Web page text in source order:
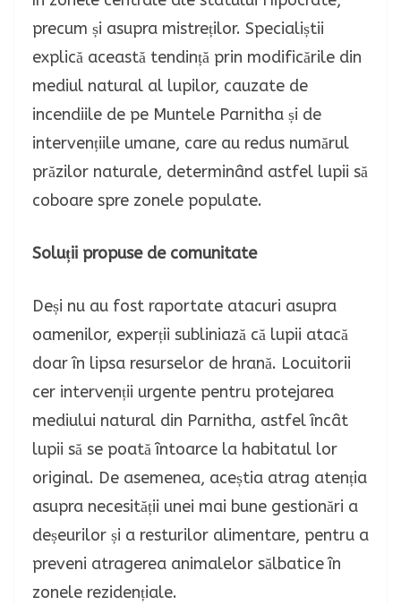
precum și asupra mistreților. Specialiștii
explică această tendință prin modificările din
mediul natural al lupilor, cauzate de
incendiile de pe Muntele Parnitha și de
intervențiile umane, care au redus numărul
prăzilor naturale, determinând astfel lupii să
coboare spre zonele populate.
Soluții propuse de comunitate
Deși nu au fost raportate atacuri asupra
oamenilor, experții subliniază că lupii atacă
doar în lipsa resurselor de hrană. Locuitorii
cer intervenții urgente pentru protejarea
mediului natural din Parnitha, astfel încât
lupii să se poată întoarce la habitatul lor
original. De asemenea, aceștia atrag atenția
asupra necesității unei mai bune gestionări a
deșeurilor și a resturilor alimentare, pentru a
preveni atragerea animalelor sălbatice în
zonele rezidențiale.